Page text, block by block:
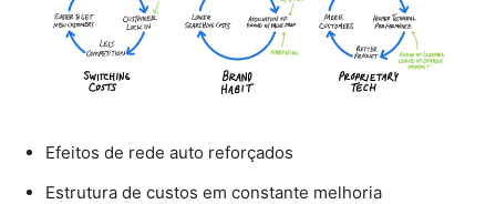
Efeitos de rede auto reforçados
Estrutura de custos em constante melhoria